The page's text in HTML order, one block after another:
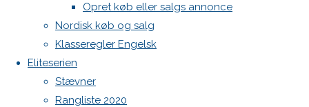
Opret køb eller salgs annonce
Nordisk køb og salg
Klasseregler Engelsk
Eliteserien
Stævner
Rangliste 2020
- juni 21 @ 17:00
H-Bådsstævne Eliteserien Gilleleje Sejlklub
H-Båds Danmarksmesterskab Egå Sejlklub
Struer Sejlklub Ved Fjorden 14, 7600 Struer